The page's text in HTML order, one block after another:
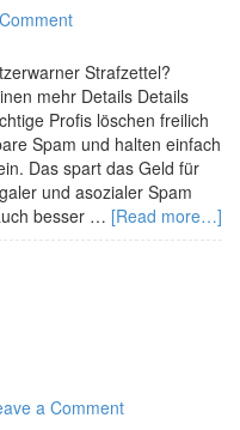
Strafzettel?
mehr Details Details
Profis löschen freilich
Spam und halten einfach
Das spart das Geld für
und asozialer Spam
besser … [Read more…]
a Comment